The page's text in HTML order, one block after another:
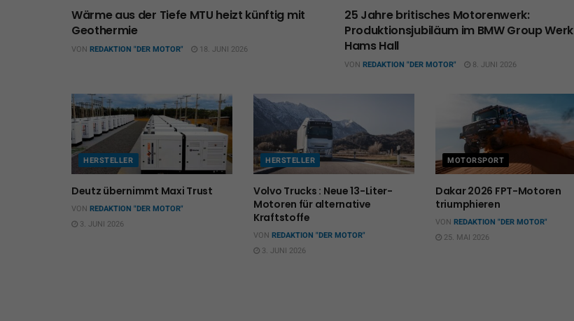
Wärme aus der Tiefe MTU heizt künftig mit
Geothermie
VON REDAKTION "DER MOTOR" 18. JUNI 2026
25 Jahre britisches Motorenwerk:
Produktionsjubiläum im BMW Group Werk
Hams Hall
VON REDAKTION "DER MOTOR" 8. JUNI 2026
HERSTELLER
Deutz übernimmt Maxi Trust
VON REDAKTION "DER MOTOR"
3. JUNI 2026
HERSTELLER
Volvo Trucks : Neue 13-Liter-
Motoren für alternative
Kraftstoffe
VON REDAKTION "DER MOTOR"
3. JUNI 2026
MOTORSPORT
Dakar 2026 FPT-Motoren
triumphieren
VON REDAKTION "DER MOTOR"
25. MAI 2026